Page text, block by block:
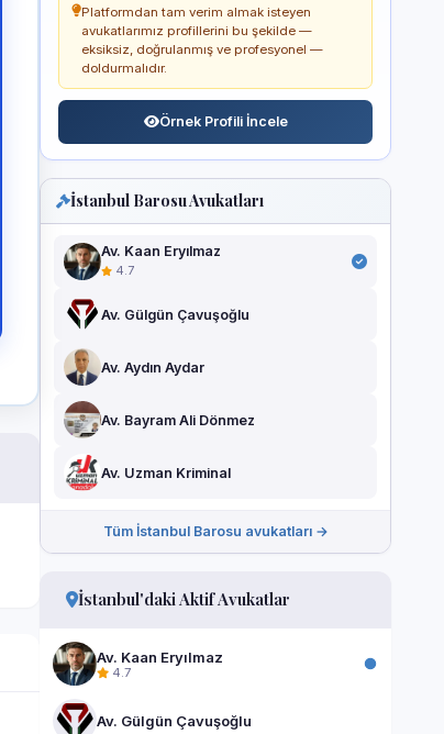
Platformdan tam verim almak isteyen
avukatlarımız profillerini bu şekilde —
eksiksiz, doğrulanmış ve profesyonel —
doldurmalıdır.
Örnek Profili İncele
İstanbul Barosu Avukatları
Av. Kaan Eryılmaz
4.7
Av. Gülgün Çavuşoğlu
Av. Aydın Aydar
Av. Bayram Ali Dönmez
Av. Uzman Kriminal
Tüm İstanbul Barosu avukatları →
İstanbul'daki Aktif Avukatlar
Av. Kaan Eryılmaz
4.7
Av. Gülgün Çavuşoğlu